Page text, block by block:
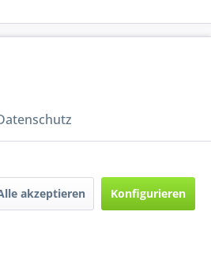
akzeptieren Konfigurieren